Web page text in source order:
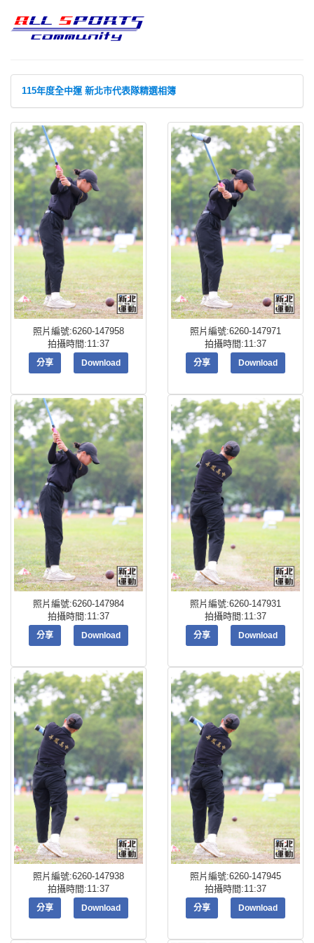
115年度全中運 新北市代表隊精選相簿
照片編號:6260-147958
拍攝時間:11:37
分享 Download
照片編號:6260-147971
拍攝時間:11:37
分享 Download
照片編號:6260-147984
拍攝時間:11:37
分享 Download
照片編號:6260-147931
拍攝時間:11:37
分享 Download
照片編號:6260-147938
拍攝時間:11:37
分享 Download
照片編號:6260-147945
拍攝時間:11:37
分享 Download